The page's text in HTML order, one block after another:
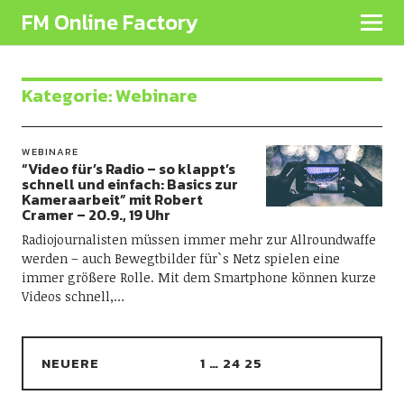
FM Online Factory
Kategorie:Webinare
WEBINARE
“Video für’s Radio – so klappt’s
schnell und einfach: Basics zur
Kameraarbeit” mit Robert
Cramer – 20.9., 19 Uhr
Radiojournalisten müssen immer mehr zur Allroundwaffe
werden – auch Bewegtbilder für`s Netz spielen eine
immer größere Rolle. Mit dem Smartphone können kurze
Videos schnell,…
NEUERE 1 … 24 25